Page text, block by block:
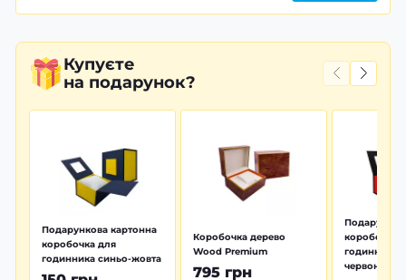
Купуєте
на подарунок?
Подарункова картонна
коробочка для
годинника синьо-жовта
Коробочка дерево
Wood Premium
795 грн
коробочка
годинника
червона